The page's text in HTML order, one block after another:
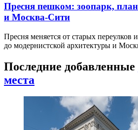
Пресня пешком: зоопарк,
и Москва-Сити
Пресня меняется от старых переулков
до модернистской архитектуры и
Последние добавленные
места